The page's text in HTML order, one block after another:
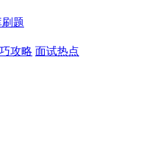
题
攻略 面试热点